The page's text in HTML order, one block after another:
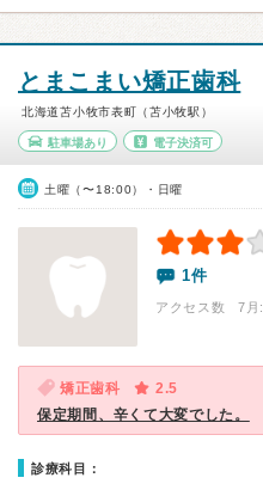
とまこまい矯正歯科
北海道苫小牧市表町（苫小牧駅）
駐車場あり 電子決済可
土曜（〜18:00）・日曜
1件
アクセス数 7月:
矯正歯科
2.5
保定期間、辛くて大変でした。
診療科目：